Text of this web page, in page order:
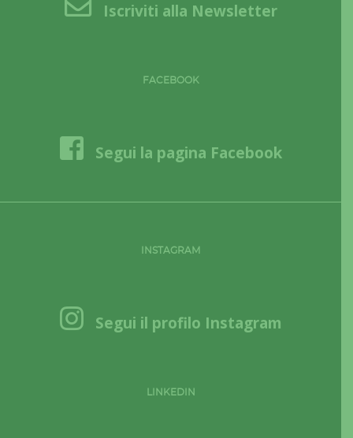
Iscriviti alla Newsletter
FACEBOOK
Segui la pagina Facebook
INSTAGRAM
Segui il profilo Instagram
LINKEDIN